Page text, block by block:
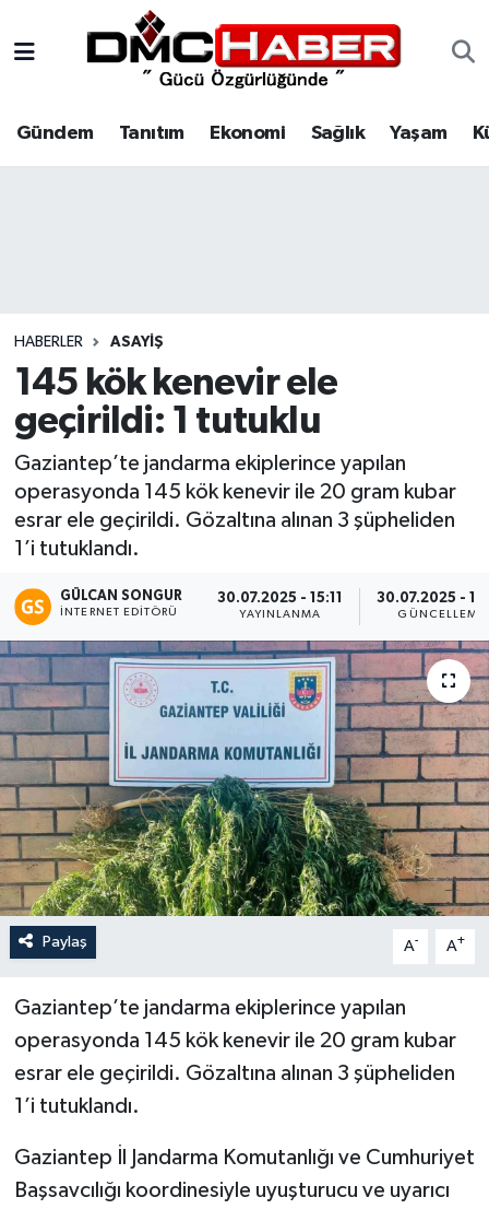
Gündem Tanıtım Ekonomi Sağlık Yaşam
HABERLER ASAYIŞ
145 kök kenevir ele
geçirildi: 1 tutuklu
Gaziantep’te jandarma ekiplerince yapılan
operasyonda 145 kök kenevir ile 20 gram kubar
esrar ele geçirildi. Gözaltına alınan 3 şüpheliden
1’i tutuklandı.
GÜLCAN SONGUR
İNTERNET EDITÖRÜ
30.07.2025 - 15:11
YAYINLANMA
30.07.2025 -
GÜNCELLEME
Paylaş A- A+
Gaziantep’te jandarma ekiplerince yapılan
operasyonda 145 kök kenevir ile 20 gram kubar
esrar ele geçirildi. Gözaltına alınan 3 şüpheliden
1’i tutuklandı.
Gaziantep İl Jandarma Komutanlığı ve Cumhuriyet
Başsavcılığı koordinesiyle uyuşturucu ve uyarıcı
Tanıtım
Spor
Siyaset
Eğitim
Teknoloji
Asayiş
Resmi İlan
Nöbetçi Eczaneler
Hava Durumu
Haber Arşivi